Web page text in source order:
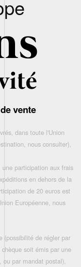
vente
dans toute l'Union
nous consulter),
participation aux frais
en dehors de la
de 20 euros est
Européenne, nous
(possibilité de régler par
soit émis par une
par mandat postal),